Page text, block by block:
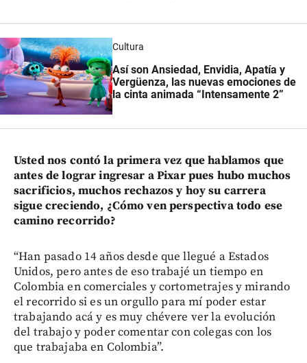
Cultura
Así son Ansiedad, Envidia, Apatía y
Vergüenza, las nuevas emociones de
la cinta animada “Intensamente 2”
Usted nos contó la primera vez que hablamos que
antes de lograr ingresar a Pixar pues hubo muchos
sacrificios, muchos rechazos y hoy su carrera
sigue creciendo, ¿Cómo ven perspectiva todo ese
camino recorrido?
“Han pasado 14 años desde que llegué a Estados
Unidos, pero antes de eso trabajé un tiempo en
Colombia en comerciales y cortometrajes y mirando
el recorrido si es un orgullo para mí poder estar
trabajando acá y es muy chévere ver la evolución
del trabajo y poder comentar con colegas con los
que trabajaba en Colombia”.